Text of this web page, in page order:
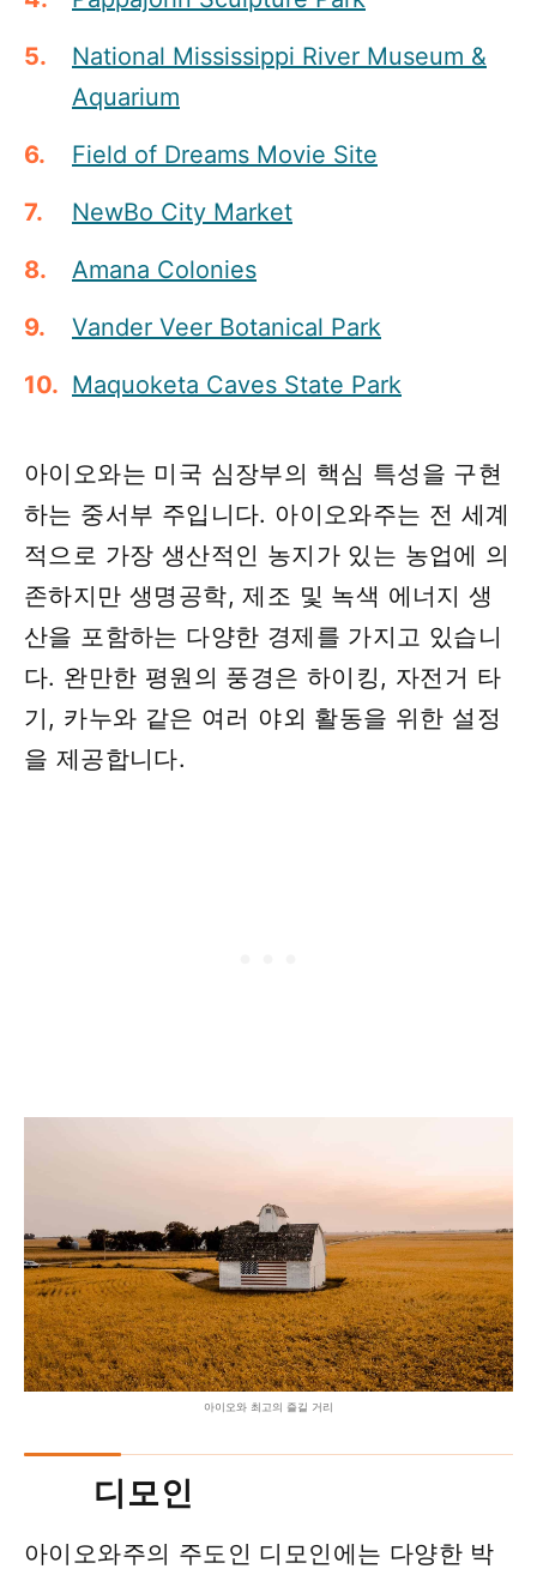
National Mississippi River Museum &
Aquarium
Field of Dreams Movie Site
NewBo City Market
Amana Colonies
Vander Veer Botanical Park
Maquoketa Caves State Park
아이오와는 미국 심장부의 핵심 특성을 구현
하는 중서부 주입니다. 아이오와주는 전 세계
적으로 가장 생산적인 농지가 있는 농업에 의
존하지만 생명공학, 제조 및 녹색 에너지 생
산을 포함하는 다양한 경제를 가지고 있습니
다. 완만한 ​​평원의 풍경은 하이킹, 자전거 타
기, 카누와 같은 여러 야외 활동을 위한 설정
을 제공합니다.
아이오와 최고의 즐길 거리
디모인
아이오와주의 주도인 디모인에는 다양한 박